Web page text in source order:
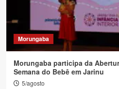
Morungaba
Morungaba participa da
Semana do Bebê em Jarinu
5/agosto